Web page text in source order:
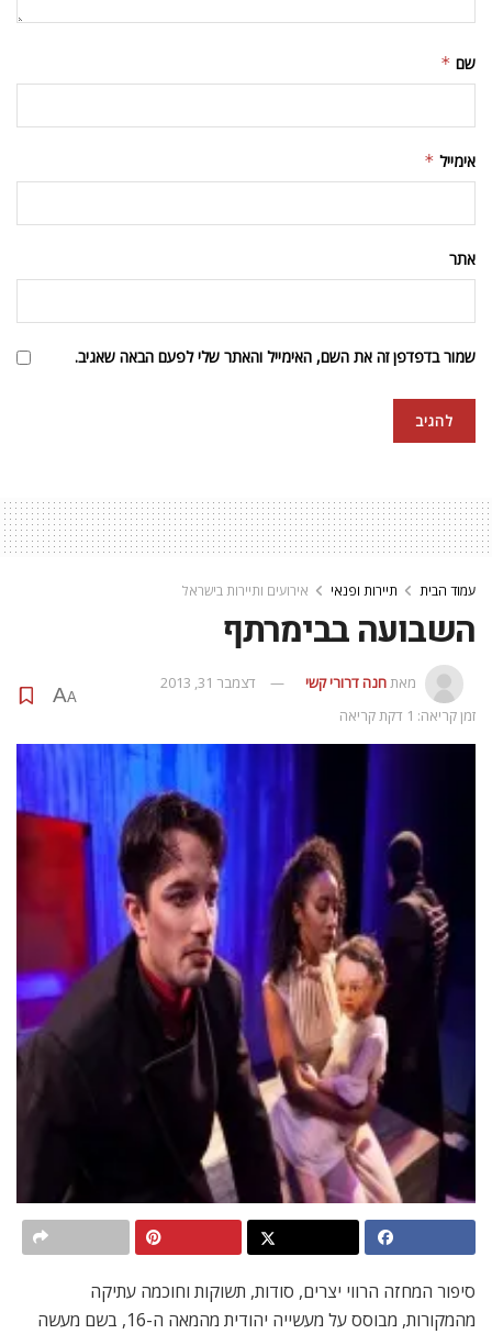
שם *
אימייל *
אתר
שמור בדפדפן זה את השם, האימייל והאתר שלי לפעם הבאה שאגיב.
עמוד הבית תיירות ופנאי אירועים ותיירות בישראל
השבועה בבימרתף
מאתחנה דרורי קשי
דצמבר 31, 2013
זמן קריאה: 1 דקת קריאה
A
A
סיפור המחזה הרווי יצרים, סודות, תשוקות וחוכמה עתיקה
מהמקורות, מבוסס על מעשייה יהודית מהמאה ה-16, בשם מעשה